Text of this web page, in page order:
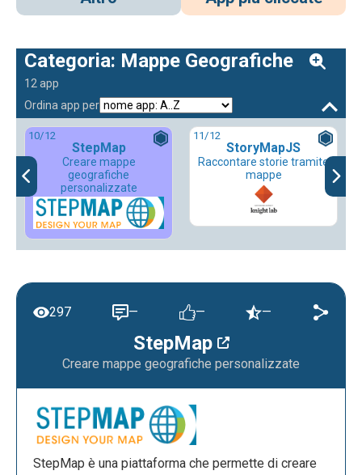
Categoria: Mappe Geografiche
12 app
Ordina app per
10/12
StepMap
Creare mappe
geografiche
personalizzate
11/12
StoryMapJS
Raccontare storie tramite
mappe
StepMap
Creare mappe geografiche personalizzate
297 — — —
StepMap è una piattaforma che permette di creare